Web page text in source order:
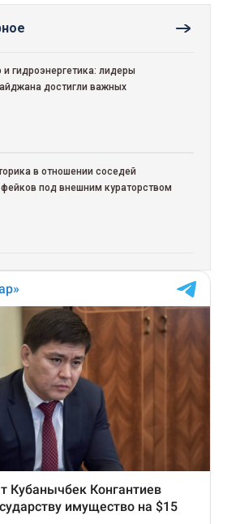
и гидроэнергетика: лидеры
достигли важных
в отношении соседей
под внешним кураторством